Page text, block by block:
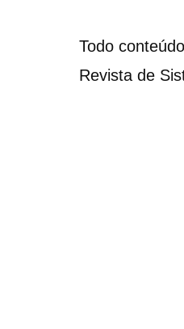
Todo
Revista de